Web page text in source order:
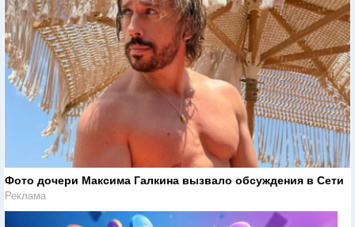
Фото дочери Максима Галкина вызвало обсуждения в Сети
Реклама